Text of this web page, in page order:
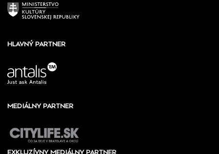
HLAVNÝ PARTNER
MEDIÁLNY PARTNER
EXKLUZÍVNY MEDIÁLNY PARTNER